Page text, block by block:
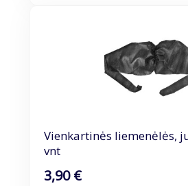
Vienkartinės liemenėlės,
vnt
3,90 €